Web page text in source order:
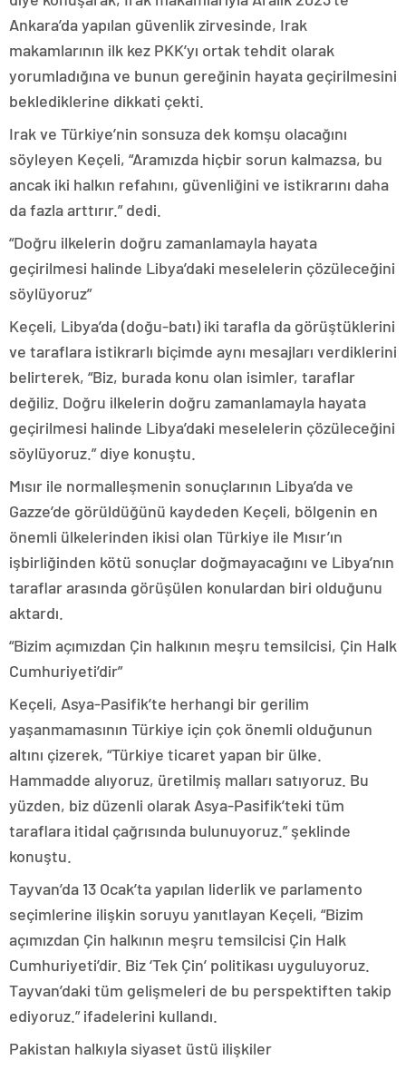
Ankara’da yapılan güvenlik zirvesinde, Irak
makamlarının ilk kez PKK’yı ortak tehdit olarak
yorumladığına ve bunun gereğinin hayata geçirilmesini
beklediklerine dikkati çekti.
Irak ve Türkiye’nin sonsuza dek komşu olacağını
söyleyen Keçeli, “Aramızda hiçbir sorun kalmazsa, bu
ancak iki halkın refahını, güvenliğini ve istikrarını daha
da fazla arttırır.” dedi.
“Doğru ilkelerin doğru zamanlamayla hayata
geçirilmesi halinde Libya’daki meselelerin çözüleceğini
söylüyoruz”
Keçeli, Libya’da (doğu-batı) iki tarafla da görüştüklerini
ve taraflara istikrarlı biçimde aynı mesajları verdiklerini
belirterek, “Biz, burada konu olan isimler, taraflar
değiliz. Doğru ilkelerin doğru zamanlamayla hayata
geçirilmesi halinde Libya’daki meselelerin çözüleceğini
söylüyoruz.” diye konuştu.
Mısır ile normalleşmenin sonuçlarının Libya’da ve
Gazze’de görüldüğünü kaydeden Keçeli, bölgenin en
önemli ülkelerinden ikisi olan Türkiye ile Mısır’ın
işbirliğinden kötü sonuçlar doğmayacağını ve Libya’nın
taraflar arasında görüşülen konulardan biri olduğunu
aktardı.
“Bizim açımızdan Çin halkının meşru temsilcisi, Çin Halk
Cumhuriyeti’dir”
Keçeli, Asya-Pasifik’te herhangi bir gerilim
yaşanmamasının Türkiye için çok önemli olduğunun
altını çizerek, “Türkiye ticaret yapan bir ülke.
Hammadde alıyoruz, üretilmiş malları satıyoruz. Bu
yüzden, biz düzenli olarak Asya-Pasifik’teki tüm
taraflara itidal çağrısında bulunuyoruz.” şeklinde
konuştu.
Tayvan’da 13 Ocak’ta yapılan liderlik ve parlamento
seçimlerine ilişkin soruyu yanıtlayan Keçeli, “Bizim
açımızdan Çin halkının meşru temsilcisi Çin Halk
Cumhuriyeti’dir. Biz ‘Tek Çin’ politikası uyguluyoruz.
Tayvan’daki tüm gelişmeleri de bu perspektiften takip
ediyoruz.” ifadelerini kullandı.
Pakistan halkıyla siyaset üstü ilişkiler